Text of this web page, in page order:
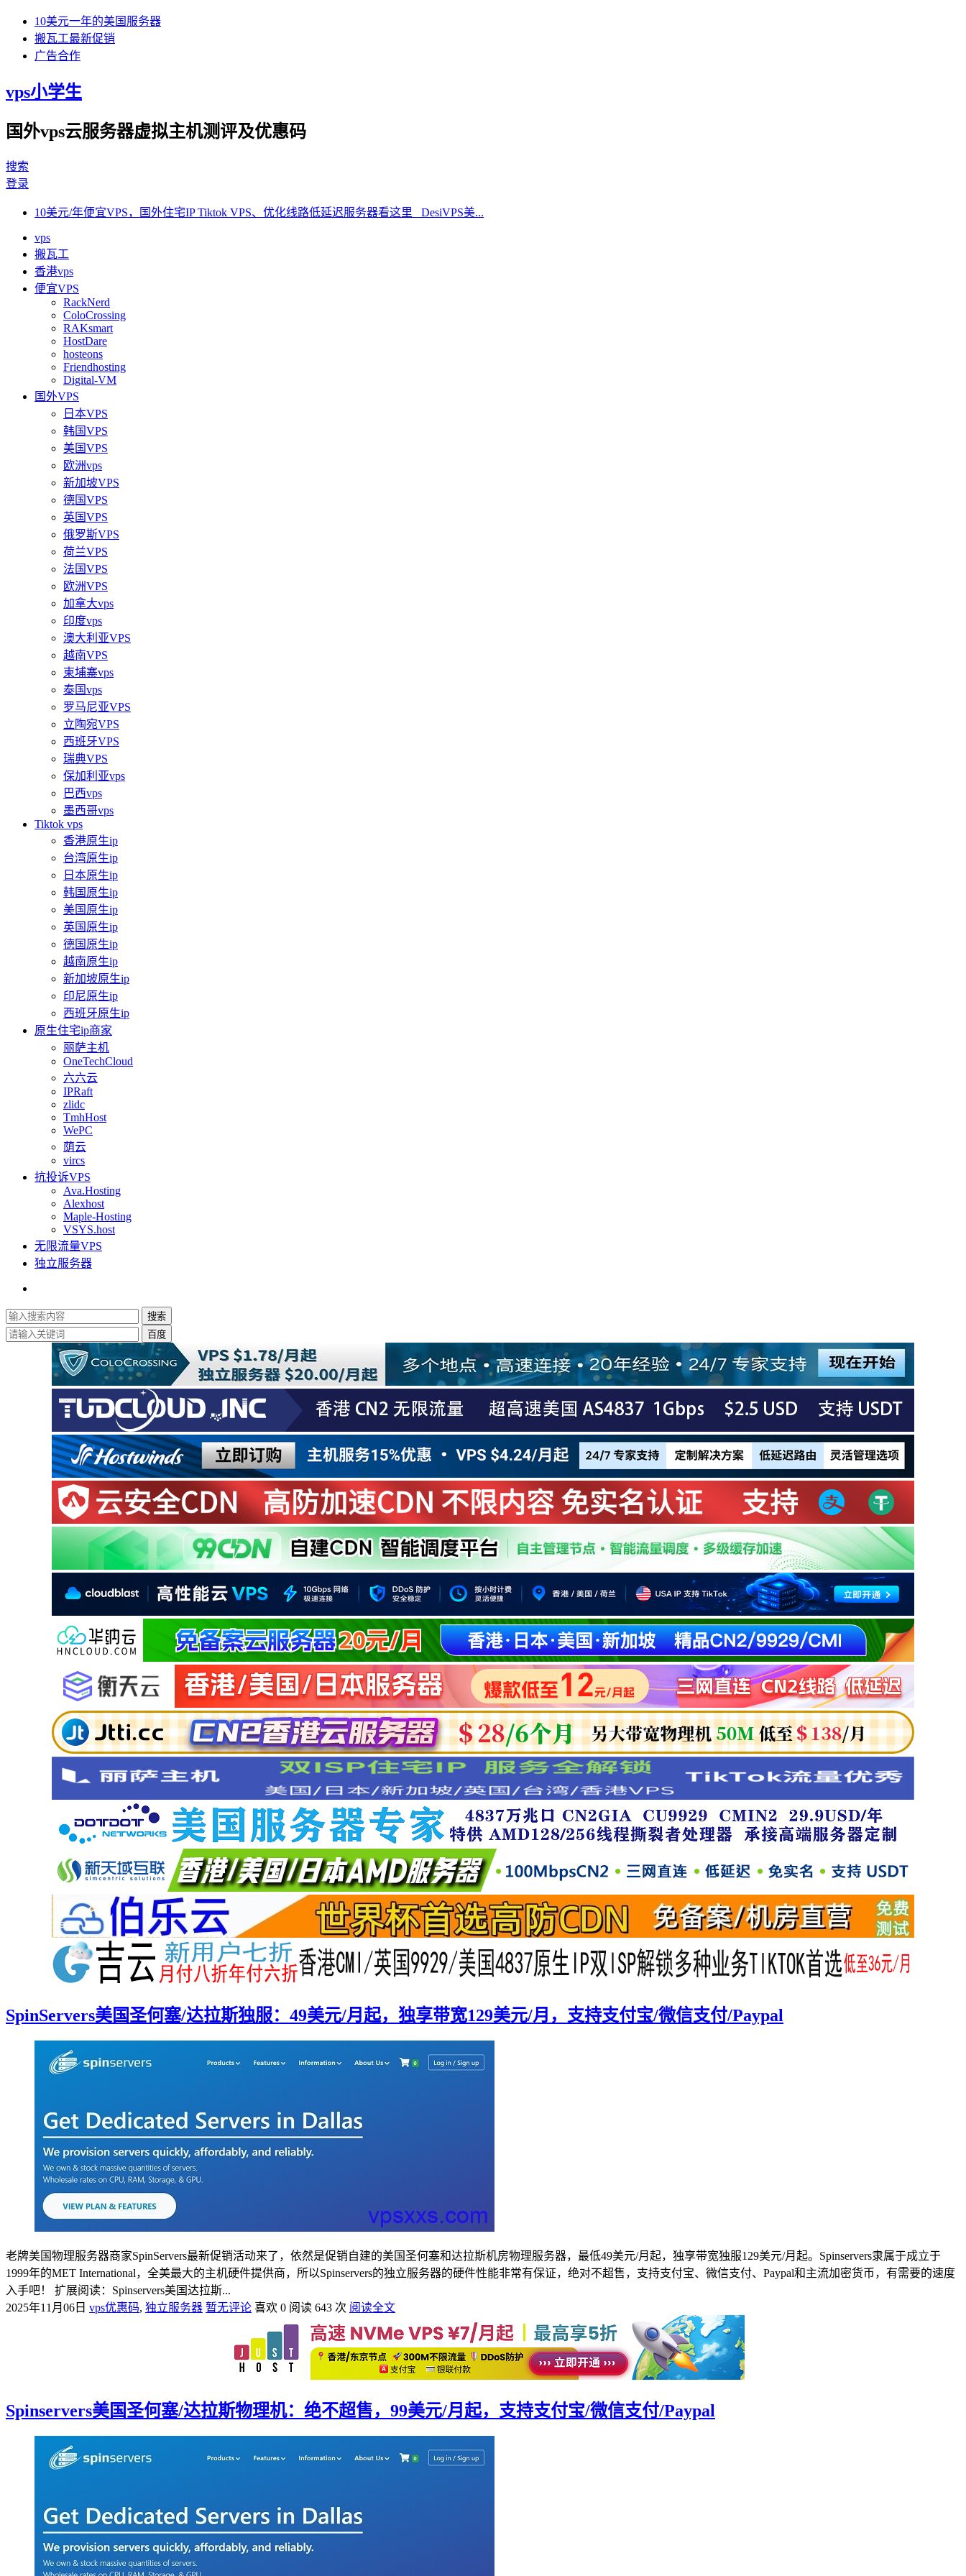
10美元一年的美国服务器
搬瓦工最新促销
广告合作
vps小学生
国外vps云服务器虚拟主机测评及优惠码
搜索
登录
10美元/年便宜VPS，国外住宅IP Tiktok VPS、优化线路低延迟服务器看这里 DesiVPS美...
vps
搬瓦工
香港vps
便宜VPS
RackNerd
ColoCrossing
RAKsmart
HostDare
hosteons
Friendhosting
Digital-VM
国外VPS
日本VPS
韩国VPS
美国VPS
欧洲vps
新加坡VPS
德国VPS
英国VPS
俄罗斯VPS
荷兰VPS
法国VPS
欧洲VPS
加拿大vps
印度vps
澳大利亚VPS
越南VPS
柬埔寨vps
泰国vps
罗马尼亚VPS
立陶宛VPS
西班牙VPS
瑞典VPS
保加利亚vps
巴西vps
墨西哥vps
Tiktok vps
香港原生ip
台湾原生ip
日本原生ip
韩国原生ip
美国原生ip
英国原生ip
德国原生ip
越南原生ip
新加坡原生ip
印尼原生ip
西班牙原生ip
原生住宅ip商家
丽萨主机
OneTechCloud
六六云
IPRaft
zlidc
TmhHost
WePC
荫云
vircs
抗投诉VPS
Ava.Hosting
Alexhost
Maple-Hosting
VSYS.host
无限流量VPS
独立服务器
SpinServers美国圣何塞/达拉斯独服：49美元/月起，独享带宽129美元/月，支持支付宝/微信支付/Paypal
老牌美国物理服务器商家SpinServers最新促销活动来了，依然是促销自建的美国圣何塞和达拉斯机房物理服务器，最低49美元/月起，独享带宽独服129美元/月起。Spinservers隶属于成立于
1999年的MET International，全美最大的主机硬件提供商，所以Spinservers的独立服务器的硬件性能非常有保证，绝对不超售，支持支付宝、微信支付、Paypal和主流加密货币，有需要的速度
入手吧！ 扩展阅读：Spinservers美国达拉斯...
2025年11月06日 vps优惠码, 独立服务器 暂无评论 喜欢 0 阅读 643 次 阅读全文
Spinservers美国圣何塞/达拉斯物理机：绝不超售，99美元/月起，支持支付宝/微信支付/Paypal